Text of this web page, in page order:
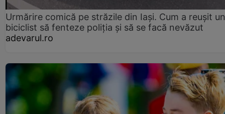
Urmărire comică pe străzile din Iași. Cum a reușit un
biciclist să fenteze poliția și să se facă nevăzut
adevarul.ro